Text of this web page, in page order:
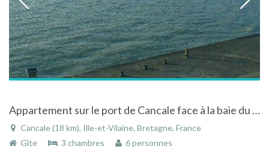
Appartement sur le port de Cancale face à la baie du Mont Saint Michel - Bretagne
Cancale (18 km), Ille-et-Vilaine, Bretagne, France
Gîte
3 chambres 6 personnes